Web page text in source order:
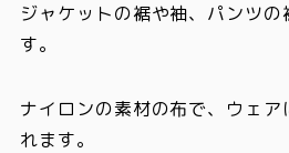
ジャケットの裾や袖、パンツ
す。
ナイロンの素材の布で、ウェア
れます。